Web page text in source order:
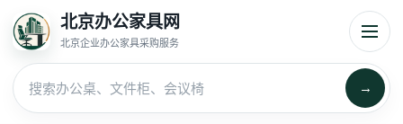
北京办公家具网
北京企业办公家具采购服务
→